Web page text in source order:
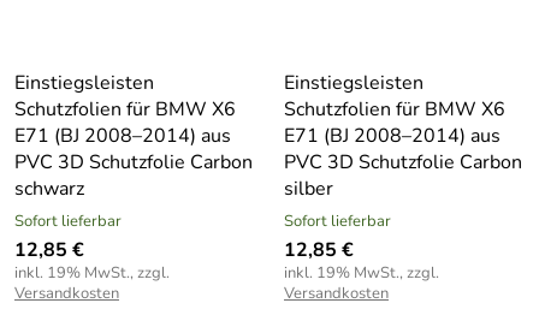
Einstiegsleisten
Schutzfolien für BMW X6
E71 (BJ 2008–2014) aus
PVC 3D Schutzfolie Carbon
schwarz
Sofort lieferbar
12,85 €
inkl. 19% MwSt., zzgl.
Versandkosten
Einstiegsleisten
Schutzfolien für BMW X6
E71 (BJ 2008–2014) aus
PVC 3D Schutzfolie Carbon
silber
Sofort lieferbar
12,85 €
inkl. 19% MwSt., zzgl.
Versandkosten